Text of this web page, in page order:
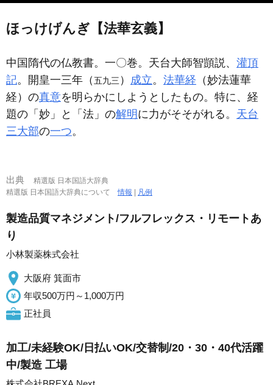
ほっけげんぎ【法華玄義】
中国隋代の仏教書。一〇巻。天台大師智顗説、 灌頂
記。開皇一三年（五九三 ） 成立。 法華経 （妙法蓮華
経）の真意を明らかにしようとしたもの。特に、経
題の「妙」と「法」の解明 に力がそそがれる。 天台
三大部の一つ。
出典
精選版 日本国語大辞典
精選版 日本国語大辞典について情報 凡例
製造品質マネジメント/フルフレックス・リモートあ
り
小林製薬株式会社
大阪府 箕面市
年収500万円～1,000万円
正社員
加工/未経験OK/日払いOK/交替制/20・30・40代活躍
中/製造 工場